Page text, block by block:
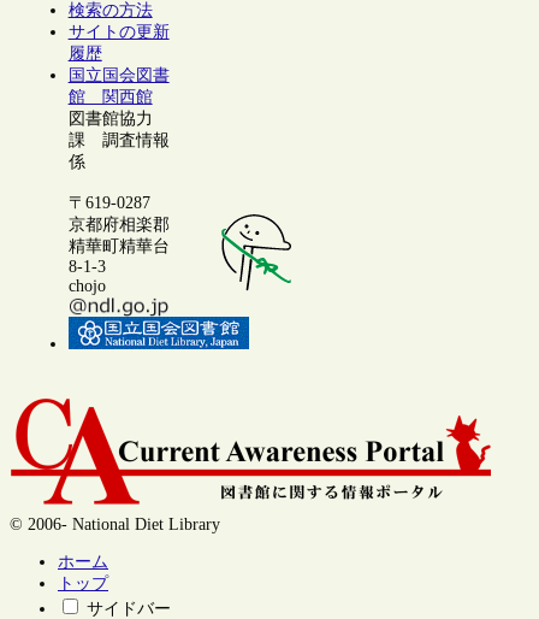
検索の方法
サイトの更新
履歴
国立国会図書
館 関西館
図書館協力
課 調査情報
係
〒619-0287
京都府相楽郡
精華町精華台
8-1-3
chojo
© 2006- National Diet Library
ホーム
トップ
サイドバー